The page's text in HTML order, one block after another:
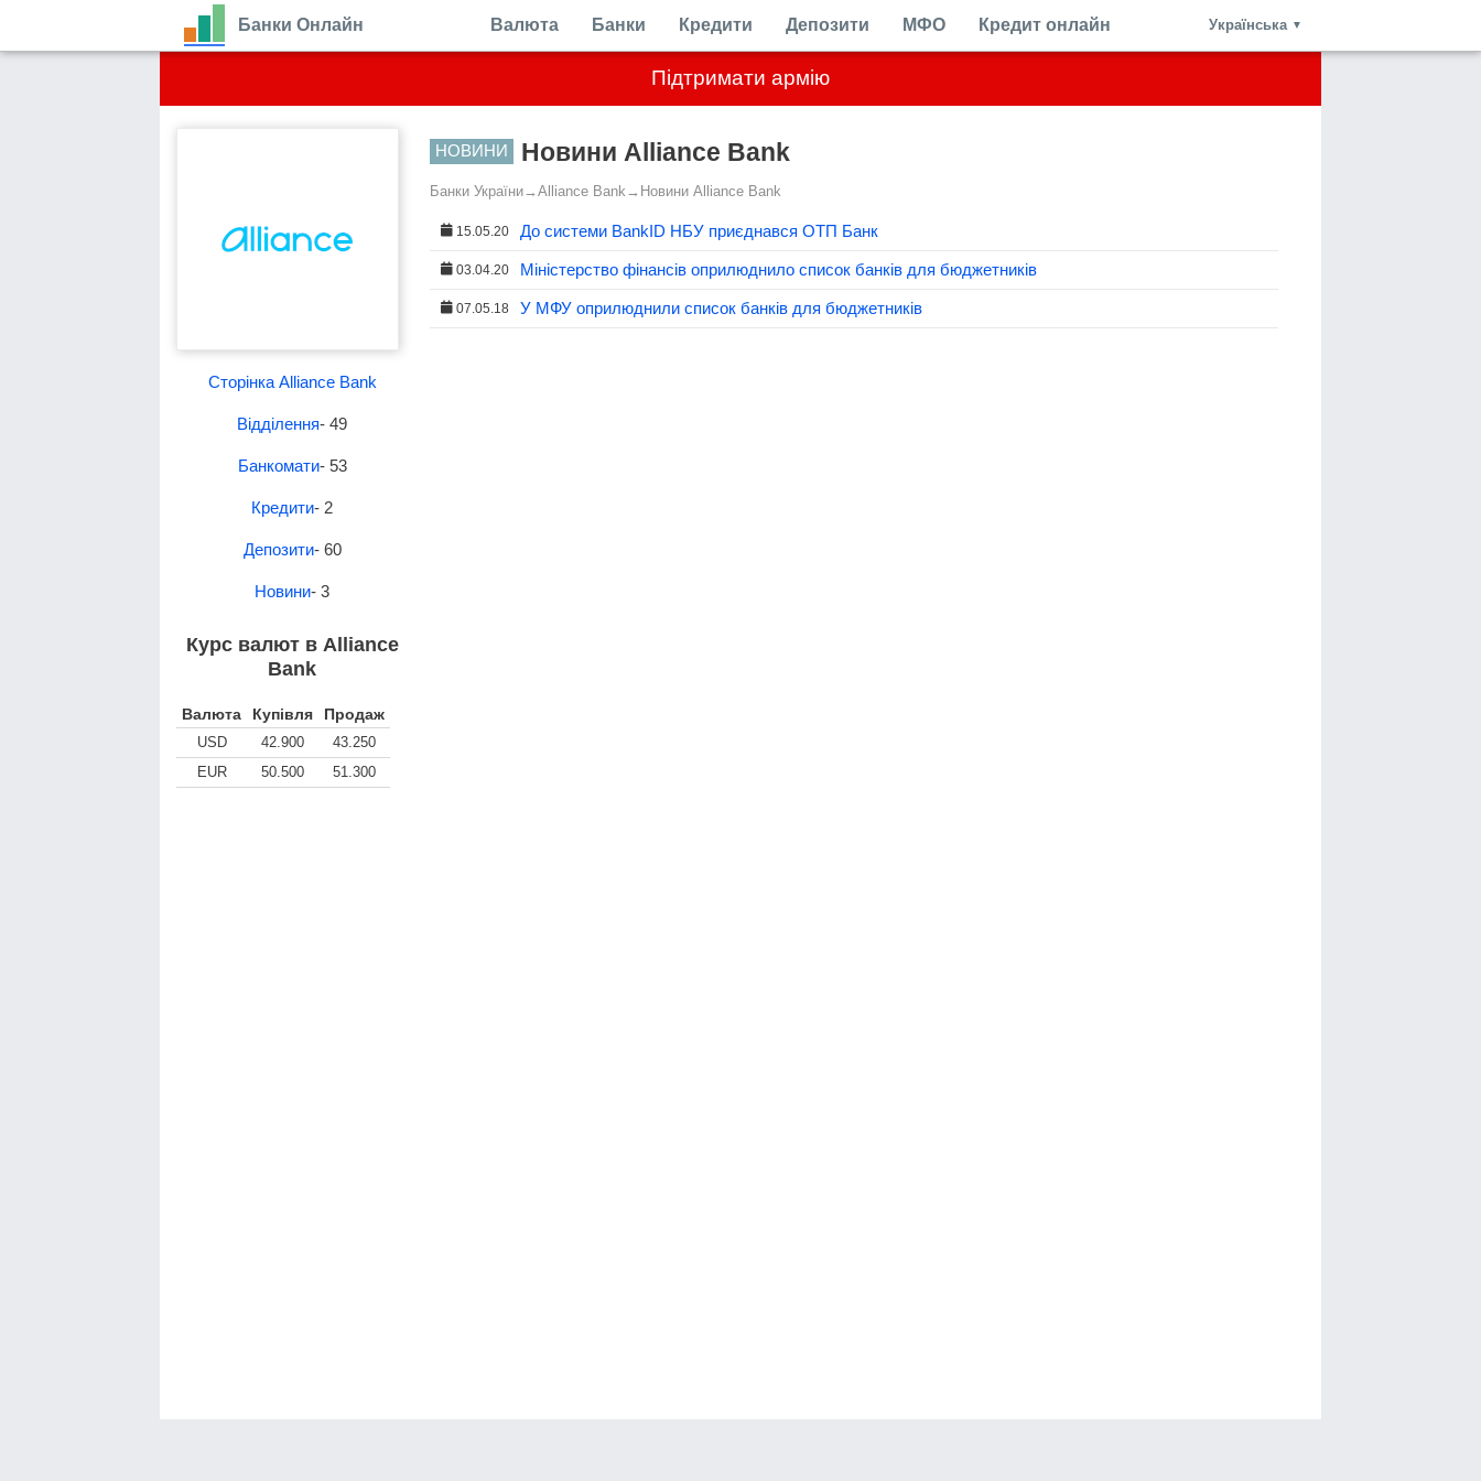
Підтримати армію
Банки Онлайн Валюта Банки Кредити Депозити МФО Кредит онлайн Українська ▼
Сторінка Alliance Bank
Відділення- 49
Банкомати- 53
Кредити- 2
Депозити- 60
Новини- 3
Курс валют в Alliance
Bank
Валюта Купівля Продаж
USD 42.900
43.250
EUR
50.500 51.300
НОВИНИ Новини Alliance Bank
Банки України→ Alliance Bank → Новини Alliance Bank
15.05.20 До системи BankID НБУ приєднався ОТП Банк
03.04.20 Міністерство фінансів оприлюднило список банків для бюджетників
07.05.18 У МФУ оприлюднили список банків для бюджетників